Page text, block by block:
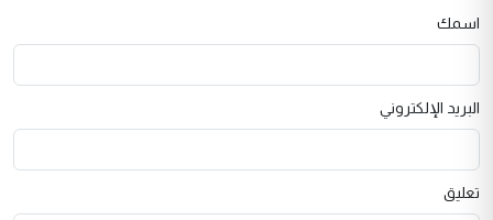
اسمك
البريد الإلكتروني
تعليق